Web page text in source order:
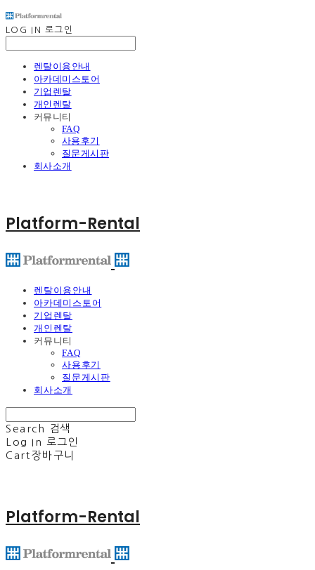
LOG IN 로그인
렌탈이용안내
아카데미스토어
기업렌탈
개인렌탈
커뮤니티
FAQ
사용후기
질문게시판
회사소개
Platform-Rental
렌탈이용안내
아카데미스토어
기업렌탈
개인렌탈
커뮤니티
FAQ
사용후기
질문게시판
회사소개
Search
검색
Log In 로그인
Cart 장바구니
Platform-Rental